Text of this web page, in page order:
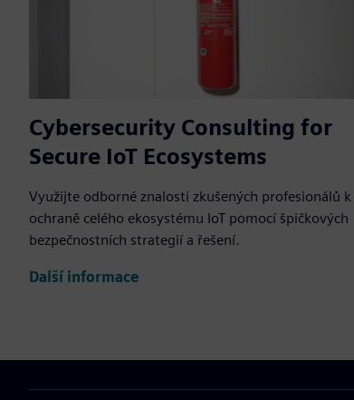
Cybersecurity Consulting for
Secure IoT Ecosystems
Využijte odborné znalosti zkušených profesionálů k
ochraně celého ekosystému IoT pomocí špičkových
bezpečnostních strategií a řešení.
Další informace